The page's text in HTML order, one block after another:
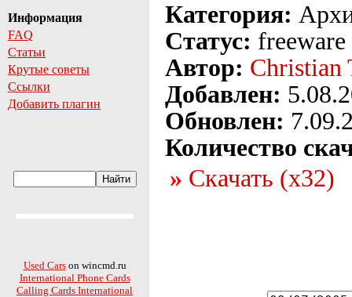
Информация
FAQ
Статьи
Крутые советы
Ссылки
Добавить плагин
Used Carson wincmd.ru
International Phone Cards
Calling Cards International
Категория:
Статус: freeware
Автор: Christian
Добавлен:
Обновлен:
Количество
Скачать (x32)